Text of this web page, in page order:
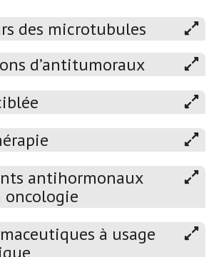
des microtubules
d’antitumoraux
antihormonaux
oncologie
à usage